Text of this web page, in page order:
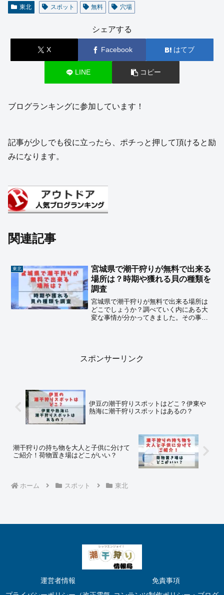
東北 スポット 無料 穴場
シェアする
X Facebook はてブ
LINE コピー
ブログランキングに参加しています！
記事が少しでも役に立ったら、ポチっと押して頂けると励
みになります。
関連記事
東北
宮城県で潮干狩りが無料で出来る
場所は？時期や獲れる貝の種類を
調査
宮城県で潮干狩りが無料で出来る場所は
どこでしょうか？調べていく内にある大
変な事情が分かってきました。その事実
すので、ぜひ参考になさってください。
スポンサーリンク
伊豆の潮干狩りスポットはどこ？伊東や
熱海に潮干狩りスポットはあるの？
潮干狩りの持ち物を大人と子供に分けて
ご紹介！荷物置き場はどこがいい？
ホーム スポット 東北
運営者情報
免責事項